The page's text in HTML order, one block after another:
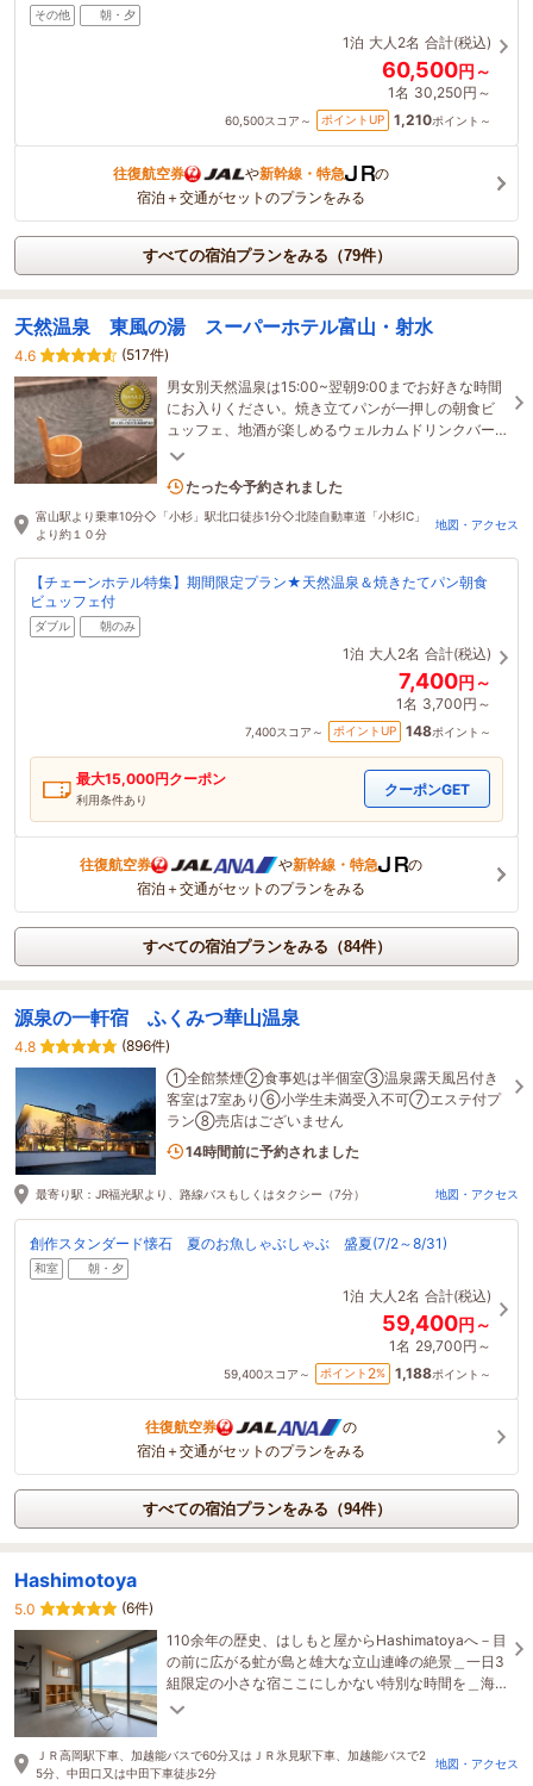
その他 朝・夕
1泊 大人2名 合計(税込)
60,500円～
1名 30,250円～
60,500スコア～ ポイントUP 1,210ポイント～
往復航空券 や新幹線・特急
の
宿泊＋交通がセットのプランをみる
すべての宿泊プランをみる（79件）
天然温泉 東風の湯 スーパーホテル富山・射水
4.6
(517件)
男女別天然温泉は15:00~翌朝9:00までお好きな時間
にお入りください。焼き立てパンが一押しの朝食ビ
ュッフェ、地酒が楽しめるウェルカムドリンクバー
も無料でご利用頂けます♪平面駐車場無料(69台先着
たった今予約されました
富山駅より乗車10分◇「小杉」駅北口徒歩1分◇北陸自動車道「小杉IC」
より約１０分
地図・アクセス
【チェーンホテル特集】期間限定プラン★天然温泉＆焼きたてパン朝食
ビュッフェ付
ダブル 朝のみ
1泊 大人2名 合計(税込)
7,400円～
1名 3,700円～
7,400スコア～ ポイントUP 148ポイント～
最大15,000円クーポン
利用条件あり
クーポンGET
往復航空券 や新幹線・特急
の
宿泊＋交通がセットのプランをみる
すべての宿泊プランをみる（84件）
源泉の一軒宿 ふくみつ華山温泉
4.8
(896件)
①全館禁煙②食事処は半個室③温泉露天風呂付き
客室は7室あり⑥小学生未満受入不可⑦エステ付プ
ラン⑧売店はございません
3名がこの宿を見ています
14時間前に予約されました
最寄り駅：JR福光駅より、路線バスもしくはタクシー（7分） 地図・アクセス
創作スタンダード懐石 夏のお魚しゃぶしゃぶ 盛夏(7/2～8/31)
和室 朝・夕
1泊 大人2名 合計(税込)
59,400円～
1名 29,700円～
59,400スコア～ ポイント 2% 1,188ポイント～
往復航空券
の
宿泊＋交通がセットのプランをみる
すべての宿泊プランをみる（94件）
Hashimotoya
5.0
(6件)
110余年の歴史、はしもと屋からHashimatoyaへ－目
の前に広がる虻が島と雄大な立山連峰の絶景＿一日3
組限定の小さな宿ここにしかない特別な時間を＿海
辺の自然の中で心と身体をリセットする旅を
ＪＲ高岡駅下車、加越能バスで60分又はＪＲ氷見駅下車、加越能バスで2
5分、中田口又は中田下車徒歩2分
地図・アクセス